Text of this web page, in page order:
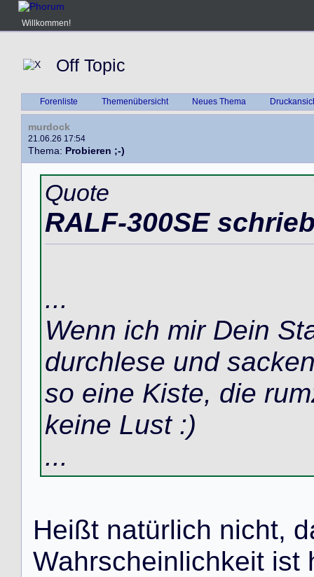
Willkommen!
Off Topic
Forenliste Themenübersicht Neues Thema
murdock
21.06.26 17:54
Thema: Probieren ;-)
Quote
RALF-300SE
...
Wenn ich mir Dein
durchlese und
so eine Kiste, die
keine Lust :)
...
Heißt natürlich nicht, d
Wahrscheinlichkeit ist